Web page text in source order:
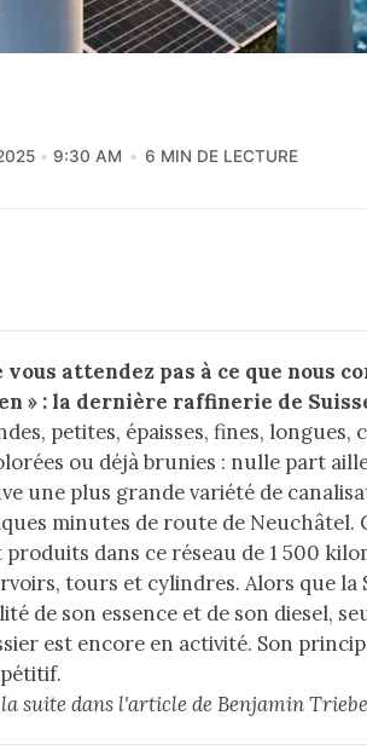
9:30 AM 6 MIN DE LECTURE
vous attendez pas à ce que nous
» : la dernière raffinerie de
petites, épaisses, fines,
ou déjà brunies : nulle part
une plus grande variété de
minutes de route de
produits dans ce réseau de 1 500
tours et cylindres. Alors que la
de son essence et de son diesel,
est encore en activité. Son
suite dans l'article de Benjamin Triebe